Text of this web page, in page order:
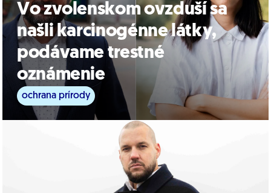
Vo zvolenskom ovzduší sa
našli karcinogénne látky,
podávame trestné
oznámenie
ochrana prírody